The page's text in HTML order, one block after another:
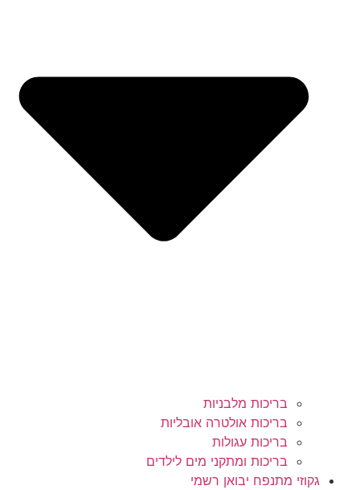
בריכות מלבניות
בריכות אולטרה אובליות
בריכות עגולות
בריכות ומתקני מים לילדים
גקוזי מתנפח יבואן רשמי